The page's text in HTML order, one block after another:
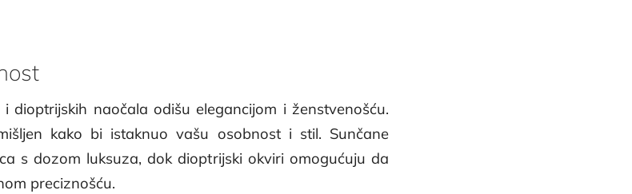
dioptrijskih naočala odišu elegancijom i ženstvenošću.
kako bi istaknuo vašu osobnost i stil. Sunčane
s dozom luksuza, dok dioptrijski okviri omogućuju da
preciznošću.